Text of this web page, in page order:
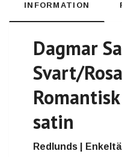
INFORMATION
Dagmar
Svart/
satin
Redlunds |